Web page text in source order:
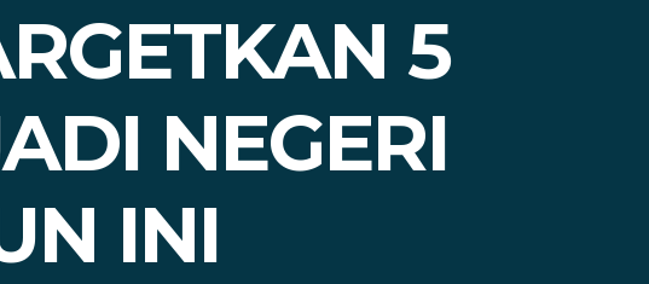
5
NEGERI
INI